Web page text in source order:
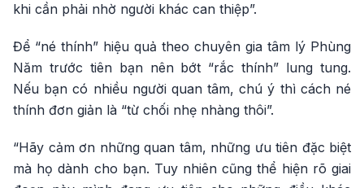
khi cần phải nhờ người khác can thiệp”.
Để “né thính” hiệu quả theo chuyên gia tâm lý Phùng
Năm trước tiên bạn nên bớt “rắc thính” lung tung.
Nếu bạn có nhiều người quan tâm, chú ý thì cách né
thính đơn giản là “từ chối nhẹ nhàng thôi”.
“Hãy cảm ơn những quan tâm, những ưu tiên đặc biệt
mà họ dành cho bạn. Tuy nhiên cũng thể hiện rõ giai